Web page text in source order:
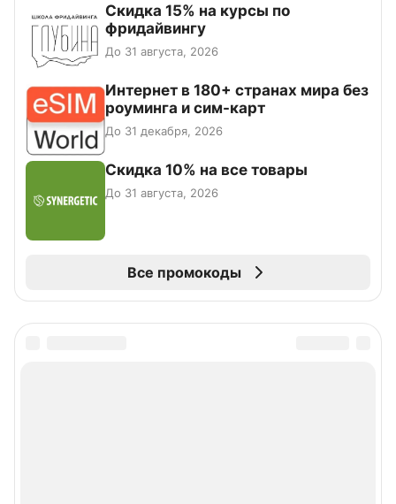
Скидка 15% на курсы по
фридайвингу
До 31 августа, 2026
Интернет в 180+ странах мира без
роуминга и сим-карт
До 31 декабря, 2026
Скидка 10% на все товары
До 31 августа, 2026
Все промокоды